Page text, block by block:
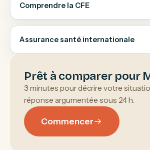
Comprendre la CFE
Assurance santé internationale
Prêt à comparer pour
3 minutes pour décrire votre
réponse argumentée sous 24 h.
Commencer